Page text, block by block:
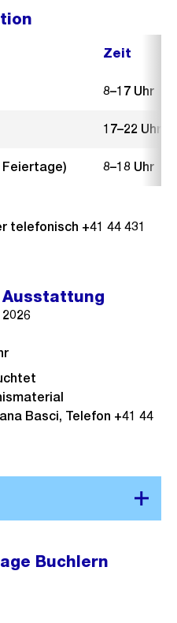
Zeit
8–17 Uhr
17–22 Uhr
8–18 Uhr
telefonisch +41 44 431
Basci, Telefon +41 44
Buchlern